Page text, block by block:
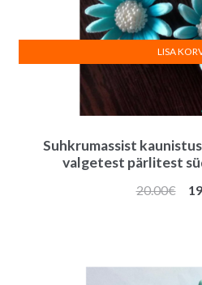
Suhkrumassist
valgetest pärlitest
20.00€
LISA